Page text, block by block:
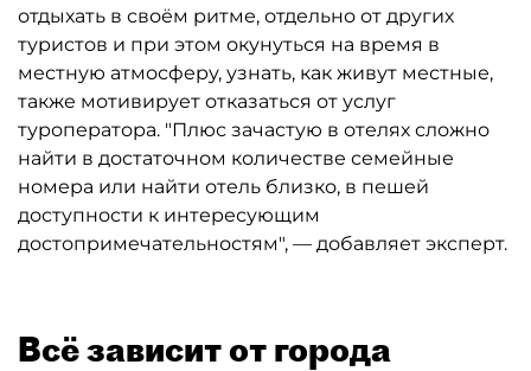
отдыхать в своём ритме, отдельно от других
туристов и при этом окунуться на время в
местную атмосферу, узнать, как живут местные,
также мотивирует отказаться от услуг
туроператора. "Плюс зачастую в отелях сложно
найти в достаточном количестве семейные
номера или найти отель близко, в пешей
доступности к интересующим
достопримечательностям", — добавляет эксперт.
Всё зависит от города